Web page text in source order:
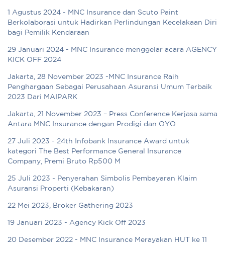
1 Agustus 2024 - MNC Insurance dan Scuto Paint
Berkolaborasi untuk Hadirkan Perlindungan Kecelakaan Diri
bagi Pemilik Kendaraan
29 Januari 2024 - MNC Insurance menggelar acara AGENCY
KICK OFF 2024
Jakarta, 28 November 2023 -MNC Insurance Raih
Penghargaan Sebagai Perusahaan Asuransi Umum Terbaik
2023 Dari MAIPARK
Jakarta, 21 November 2023 – Press Conference Kerjasa sama
Antara MNC Insurance dengan Prodigi dan OYO
27 Juli 2023 - 24th Infobank Insurance Award untuk
kategori The Best Performance General Insurance
Company, Premi Bruto Rp500 M
25 Juli 2023 - Penyerahan Simbolis Pembayaran Klaim
Asuransi Properti (Kebakaran)
22 Mei 2023, Broker Gathering 2023
19 Januari 2023 - Agency Kick Off 2023
20 Desember 2022 - MNC Insurance Merayakan HUT ke 11